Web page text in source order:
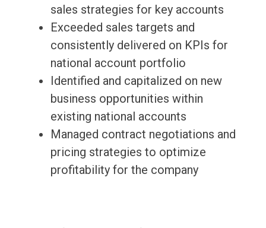
sales strategies for key accounts
Exceeded sales targets and
consistently delivered on KPIs for
national account portfolio
Identified and capitalized on new
business opportunities within
existing national accounts
Managed contract negotiations and
pricing strategies to optimize
profitability for the company